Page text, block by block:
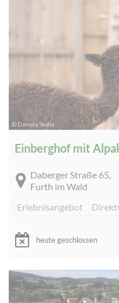
© Daniela Skalla
Einberghof mit
Daberger Straße 65,
Furth im Wald
Erlebnisangebot
heute geschlossen